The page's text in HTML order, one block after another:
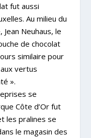
fut aussi
Au milieu du
Neuhaus, le
de chocolat
similaire pour
vertus
».
se
Côte d’Or fut
les pralines se
le magasin des